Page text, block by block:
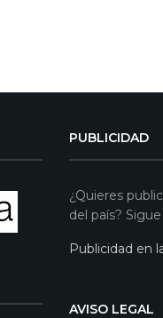
PUBLICIDAD
¿Quieres
del país?
Publicidad en
AVISO LEGAL